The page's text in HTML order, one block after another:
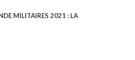
MILITAIRES 2021 : LA